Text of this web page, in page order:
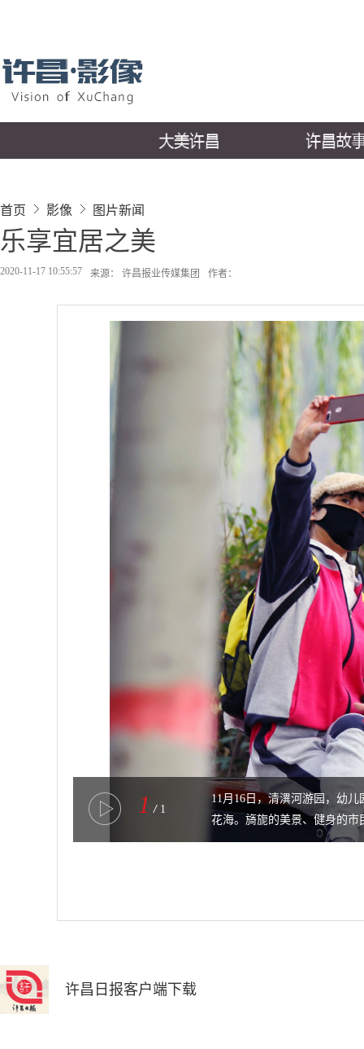
首页 影像 图片新闻
乐享宜居之美
2020-11-17 10:55:57 来源： 许昌报业传媒集团 作者：
1 / 1
11月16日，清潩河游园，幼
花海。旖旎的美景、健身的
城市精细化管理，使许昌更
许昌日报客户端下载